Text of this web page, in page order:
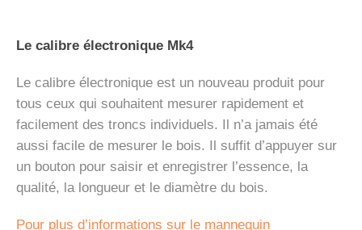
Le calibre électronique Mk4
Le calibre électronique est un nouveau produit pour
tous ceux qui souhaitent mesurer rapidement et
facilement des troncs individuels. Il n’a jamais été
aussi facile de mesurer le bois. Il suffit d’appuyer sur
un bouton pour saisir et enregistrer l’essence, la
qualité, la longueur et le diamètre du bois.
Pour plus d’informations sur le mannequin